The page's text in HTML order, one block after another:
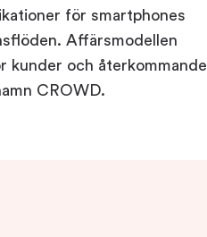
för smartphones
Affärsmodellen
kunder och återkommande
CROWD.